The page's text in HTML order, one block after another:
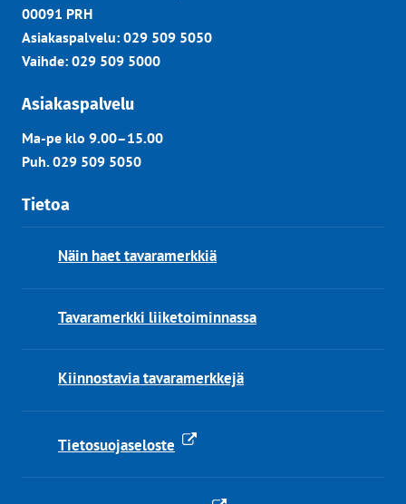
00091 PRH
Asiakaspalvelu: 029 509 5050
Vaihde: 029 509 5000
Asiakaspalvelu
Ma-pe klo 9.00–15.00
Puh. 029 509 5050
Tietoa
Näin haet tavaramerkkiä
Tavaramerkki liiketoiminnassa
Kiinnostavia tavaramerkkejä
Tietosuojaseloste